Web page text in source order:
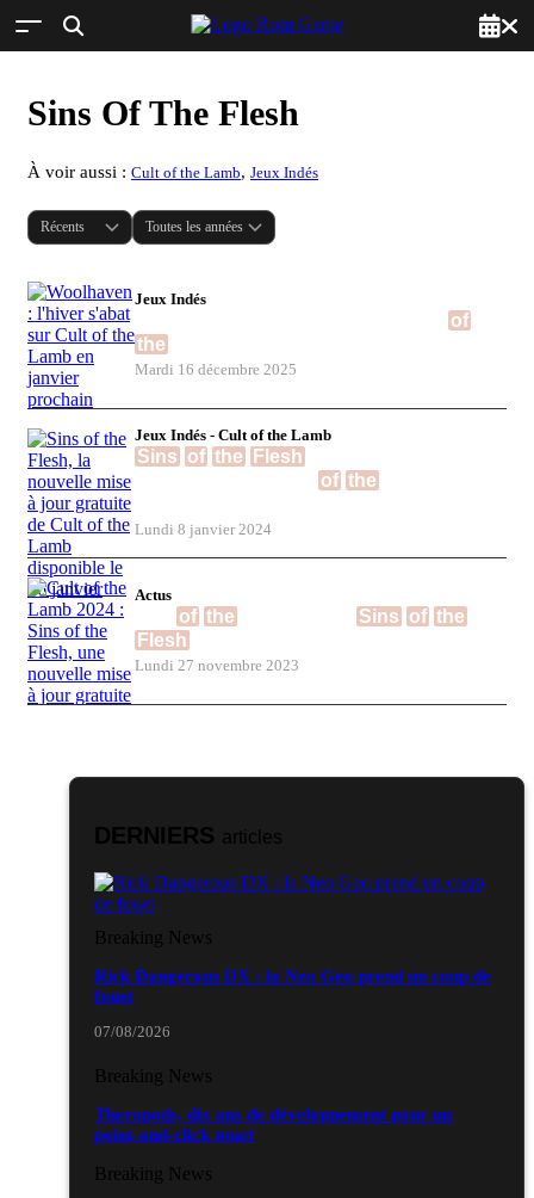
Sins Of The Flesh
À voir aussi : Cult of the Lamb, Jeux Indés
Jeux Indés
of
the
Mardi 16 décembre 2025
Jeux Indés - Cult of the Lamb
Sins of the Flesh
of the
Lundi 8 janvier 2024
Actus
of the Sins of the
Flesh
Lundi 27 novembre 2023
DERNIERS articles
Breaking News
Rick Dangerous DX : la Neo Geo prend un coup de
fouet
07/08/2026
Breaking News
Theropods, dix ans de développement pour un
point-and-click muet
Breaking News